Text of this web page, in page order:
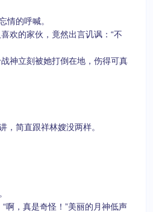
的呼喊。
的家伙，竟然出言讥讽：“不
神立刻被她打倒在地，伤得可真
简直跟祥林嫂没两样。
，真是奇怪！”美丽的月神低声